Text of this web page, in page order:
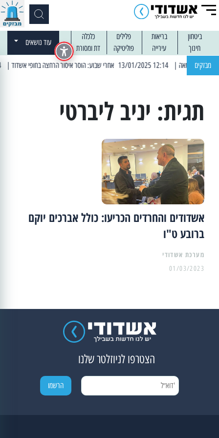
ביטחון בריאות פלילים
כלכלה
חינוך
עירייה פוליטיקה דת ומסורת
עוד נושאים
מבזקים | 12:14 13/01/2025 אחרי שבוע: הוסר איסור הרחצה בחופי אשדוד | 13:04 14/01/2025 עובדים בלילות: עבודות קרצוף וריבוד אספלט
תגית: יניב ליברטי
אשדודים והחרדים הכריעו: כולל אברכים יוקם
ברובע ט"ו
מערכת אשדודי
01/03/2023
הצטרפו לניוזלטר שלנו